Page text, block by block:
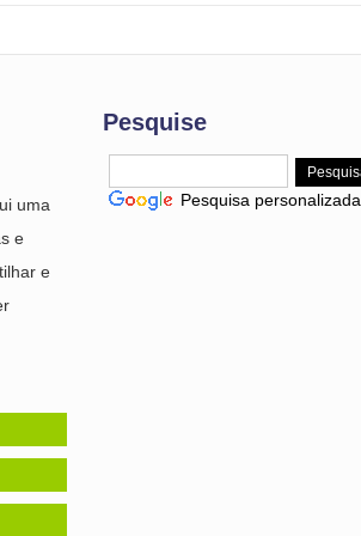
uma
e
e
Pesquise
Pesquisa personalizada